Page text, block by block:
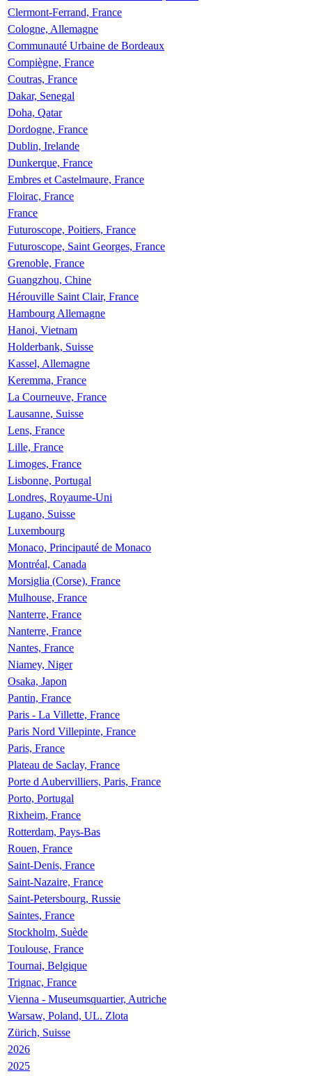
Clermont-Ferrand, France
Cologne, Allemagne
Communauté Urbaine de Bordeaux
Compiègne, France
Coutras, France
Dakar, Senegal
Doha, Qatar
Dordogne, France
Dublin, Irelande
Dunkerque, France
Embres et Castelmaure, France
Floirac, France
France
Futuroscope, Poitiers, France
Futuroscope, Saint Georges, France
Grenoble, France
Guangzhou, Chine
Hérouville Saint Clair, France
Hambourg Allemagne
Hanoi, Vietnam
Holderbank, Suisse
Kassel, Allemagne
Keremma, France
La Courneuve, France
Lausanne, Suisse
Lens, France
Lille, France
Limoges, France
Lisbonne, Portugal
Londres, Royaume-Uni
Lugano, Suisse
Luxembourg
Monaco, Principauté de Monaco
Montréal, Canada
Morsiglia (Corse), France
Mulhouse, France
Nanterre, France
Nanterre, France
Nantes, France
Niamey, Niger
Osaka, Japon
Pantin, France
Paris - La Villette, France
Paris Nord Villepinte, France
Paris, France
Plateau de Saclay, France
Porte d Aubervilliers, Paris, France
Porto, Portugal
Rixheim, France
Rotterdam, Pays-Bas
Rouen, France
Saint-Denis, France
Saint-Nazaire, France
Saint-Petersbourg, Russie
Saintes, France
Stockholm, Suède
Toulouse, France
Tournai, Belgique
Trignac, France
Vienna - Museumsquartier, Autriche
Warsaw, Poland, UL. Zlota
Zürich, Suisse
2026
2025